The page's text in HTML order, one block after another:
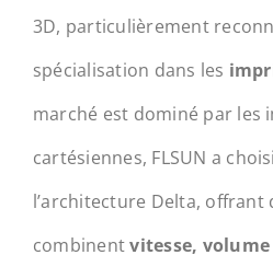
3D, particulièrement
spécialisation dans les
marché est dominé par les
cartésiennes, FLSUN a
l’architecture Delta, offrant
combinentvitesse, volume